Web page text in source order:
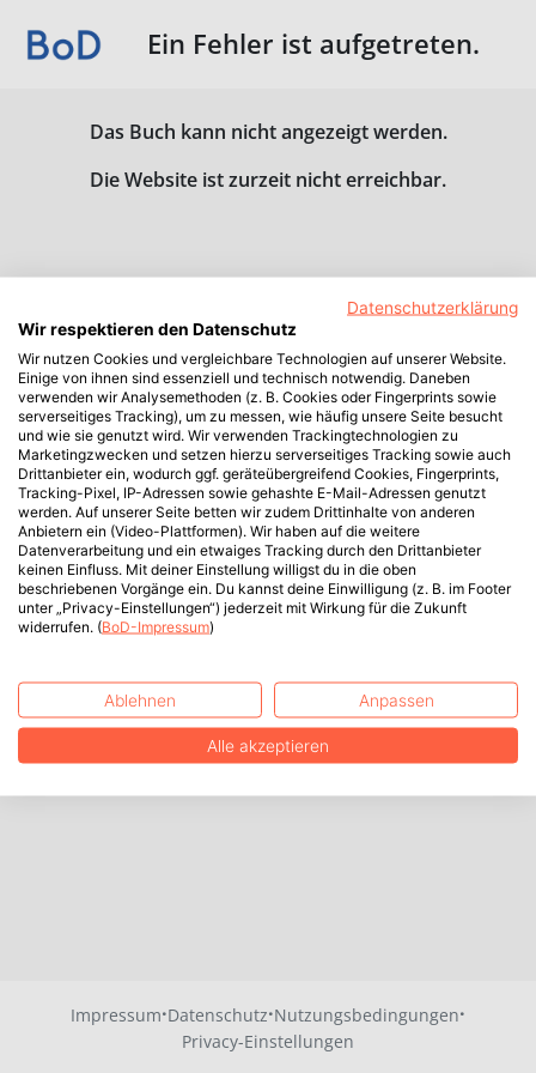
Ein Fehler ist aufgetreten.
Das Buch kann nicht angezeigt werden.
Die Website ist zurzeit nicht erreichbar.
Impressum·Datenschutz·Nutzungsbedingungen·
Privacy-Einstellungen
Datenschutzerklärung
Wir respektieren den Datenschutz
Wir nutzen Cookies und vergleichbare Technologien auf unserer Website.
Einige von ihnen sind essenziell und technisch notwendig. Daneben
verwenden wir Analysemethoden (z. B. Cookies oder Fingerprints sowie
serverseitiges Tracking), um zu messen, wie häufig unsere Seite besucht
und wie sie genutzt wird. Wir verwenden Trackingtechnologien zu
Marketingzwecken und setzen hierzu serverseitiges Tracking sowie auch
Drittanbieter ein, wodurch ggf. geräteübergreifend Cookies, Fingerprints,
Tracking-Pixel, IP-Adressen sowie gehashte E-Mail-Adressen genutzt
werden. Auf unserer Seite betten wir zudem Drittinhalte von anderen
Anbietern ein (Video-Plattformen). Wir haben auf die weitere
Datenverarbeitung und ein etwaiges Tracking durch den Drittanbieter
keinen Einfluss. Mit deiner Einstellung willigst du in die oben
beschriebenen Vorgänge ein. Du kannst deine Einwilligung (z. B. im Footer
unter „Privacy-Einstellungen“) jederzeit mit Wirkung für die Zukunft
widerrufen. (BoD-Impressum)
Ablehnen Anpassen
Alle akzeptieren